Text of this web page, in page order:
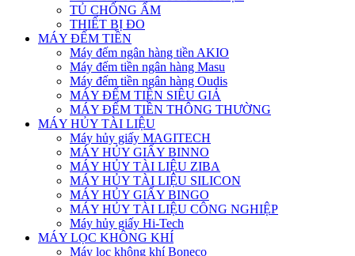
TỦ CHỐNG ẨM
THIẾT BỊ ĐO
MÁY ĐẾM TIỀN
Máy đếm ngân hàng tiền AKIO
Máy đếm tiền ngân hàng Masu
Máy đếm tiền ngân hàng Oudis
MÁY ĐẾM TIỀN SIÊU GIẢ
MÁY ĐẾM TIỀN THÔNG THƯỜNG
MÁY HỦY TÀI LIỆU
Máy hủy giấy MAGITECH
MÁY HỦY GIẤY BINNO
MÁY HỦY TÀI LIỆU ZIBA
MÁY HỦY TÀI LIỆU SILICON
MÁY HỦY GIẤY BINGO
MÁY HỦY TÀI LIỆU CÔNG NGHIỆP
Máy hủy giấy Hi-Tech
MÁY LỌC KHÔNG KHÍ
Máy lọc không khí Boneco